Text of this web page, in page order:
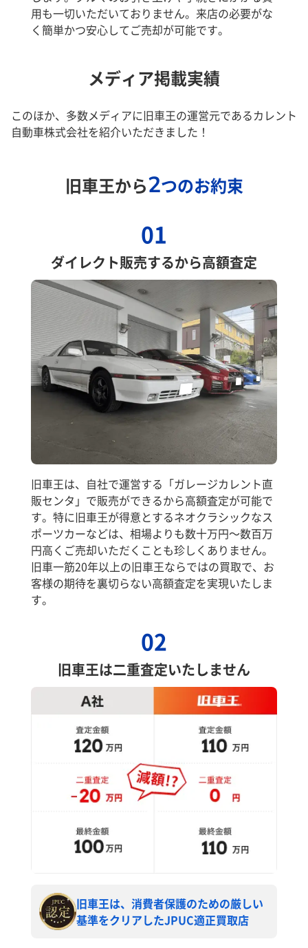
用も一切いただいておりません。来店の必要がな
く簡単かつ安心してご売却が可能です。
メディア掲載実績
このほか、多数メディアに旧車王の運営元であるカレント
自動車株式会社を紹介いただきました！
旧車王から2つのお約束
01
ダイレクト販売するから高額査定
旧車王は、自社で運営する「ガレージカレント直
販センタ」で販売ができるから高額査定が可能で
す。特に旧車王が得意とするネオクラシックなス
ポーツカーなどは、相場よりも数十万円～数百万
円高くご売却いただくことも珍しくありません。
旧車一筋20年以上の旧車王ならではの買取で、お
客様の期待を裏切らない高額査定を実現いたしま
す。
02
旧車王は二重査定いたしません
旧車王は、消費者保護のための厳しい
基準をクリアしたJPUC適正買取店